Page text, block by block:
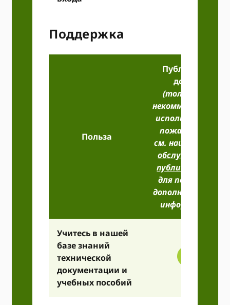
Поддержка
Польза
Публичный
доступ
(только для
некоммерческого
использования,
пожалуйста,
см. наш
обслуживания
публичного API
для получения
дополнительной
информации)
Учитесь в нашей
базе знаний
технической
документации и
учебных пособий